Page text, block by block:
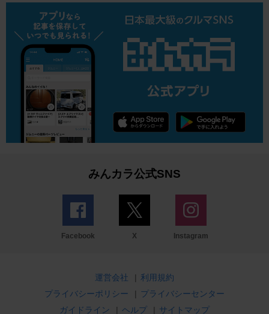
みんカラ公式SNS
Facebook X Instagram
運営会社 | 利用規約
プライバシーポリシー
| プライバシーセンター
ガイドライン
| ヘルプ | サイトマップ